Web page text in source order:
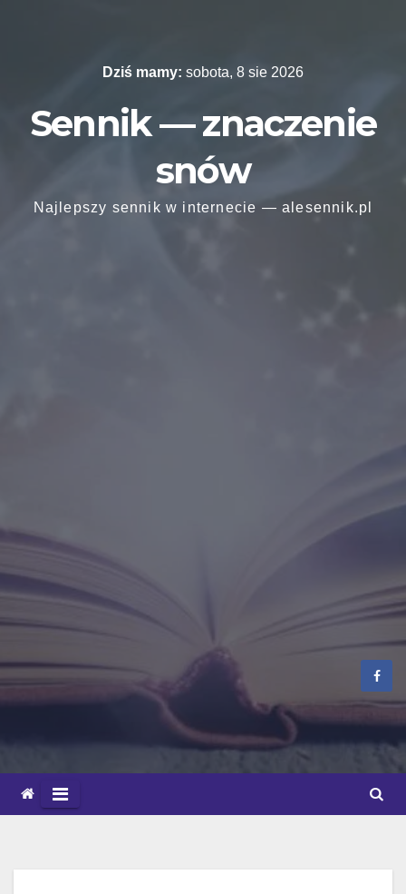
Dziś mamy: sobota, 8 sie 2026
Sennik — znaczenie
snów
Najlepszy sennik w internecie — alesennik.pl